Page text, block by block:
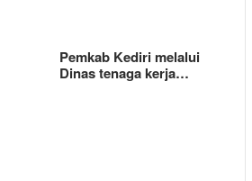
Pemkab Kediri melalui
Dinas tenaga kerja…